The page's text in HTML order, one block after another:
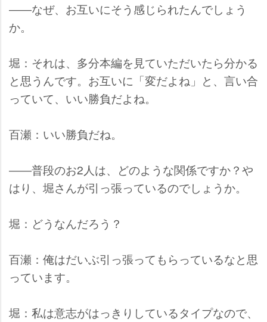
――なぜ、お互いにそう感じられたんでしょう
か。
堀：それは、多分本編を見ていただいたら分かる
と思うんです。お互いに「変だよね」と、言い合
っていて、いい勝負だよね。
百瀬：いい勝負だね。
――普段のお2人は、どのような関係ですか？
はり、堀さんが引っ張っているのでしょうか。
堀：どうなんだろう？
百瀬：俺はだいぶ引っ張ってもらっているなと思
っています。
堀：私は意志がはっきりしているタイプなので、